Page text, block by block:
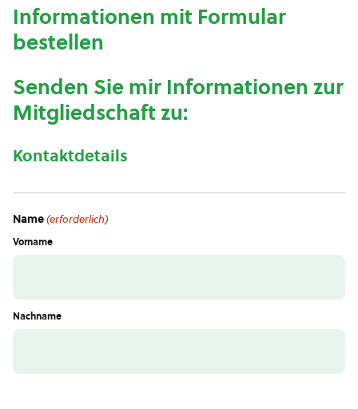
Informationen mit Formular
bestellen
Senden Sie mir Informationen zur
Mitgliedschaft zu:
Kontaktdetails
Name(erforderlich)
Vorname
Nachname